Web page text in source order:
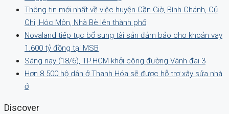
Thông tin mới nhất về việc huyện Cần Giờ, Bình Chánh, Củ
Chi, Hóc Môn, Nhà Bè lên thành phố
Novaland tiếp tục bổ sung tài sản đảm bảo cho khoản vay
1.600 tỷ đồng tại MSB
Sáng nay (18/6), TP.HCM khởi công đường Vành đai 3
Hơn 8.500 hộ dân ở Thanh Hóa sẽ được hỗ trợ xây sửa nhà
ở
Discover